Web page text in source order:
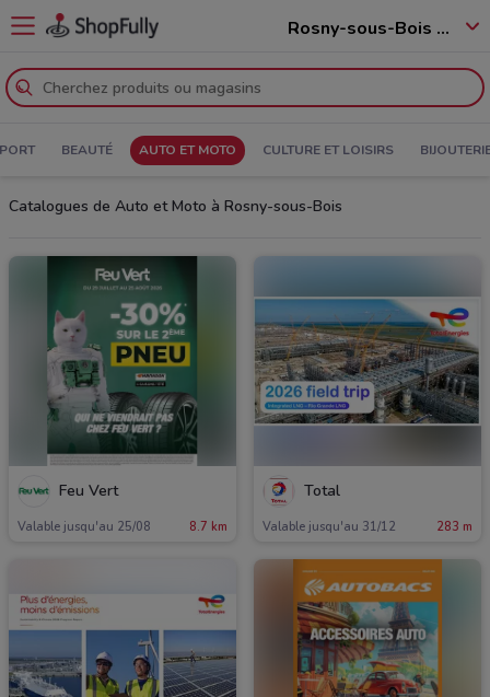
Rosny-sous-Bois - 93110
BEAUTÉ AUTO ET MOTO CULTURE ET LOISIRS
Catalogues de Auto et Moto à Rosny-sous-Bois
Feu Vert
Valable jusqu'au 25/08 8.7 km
Total
Valable jusqu'au 31/12 283 m